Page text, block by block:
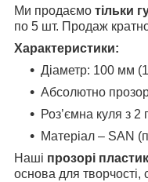
Ми продаємо тільки
по 5 шт. Продаж
Характеристики:
Діаметр: 100 мм
Абсолютно
Роз’ємна куля з 2
Матеріал – SAN
Наші прозорі
основа для творчості,